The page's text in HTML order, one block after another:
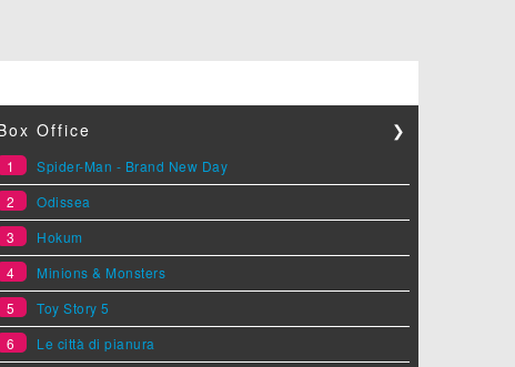
Office ❯
1
Spider-Man - Brand New Day
2
Odissea
3
Hokum
4
Minions & Monsters
5
Toy Story 5
6
Le città di pianura